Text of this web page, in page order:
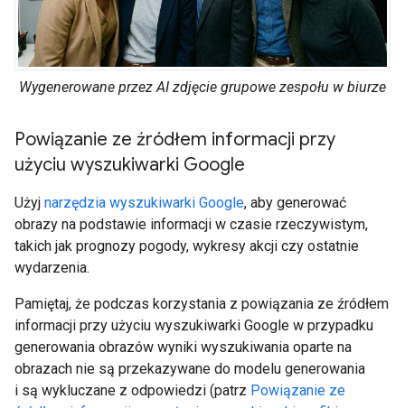
Wygenerowane przez AI zdjęcie grupowe zespołu w biurze
Powiązanie ze źródłem informacji przy
użyciu wyszukiwarki Google
Użyj narzędzia wyszukiwarki Google, aby generować
obrazy na podstawie informacji w czasie rzeczywistym,
takich jak prognozy pogody, wykresy akcji czy ostatnie
wydarzenia.
Pamiętaj, że podczas korzystania z powiązania ze źródłem
informacji przy użyciu wyszukiwarki Google w przypadku
generowania obrazów wyniki wyszukiwania oparte na
obrazach nie są przekazywane do modelu generowania
i są wykluczane z odpowiedzi (patrz Powiązanie ze